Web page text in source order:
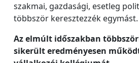
szakmai, gazdasági, esetleg
többször keresztezzék egymást.
Az elmúlt időszakban
sikerült eredményesen